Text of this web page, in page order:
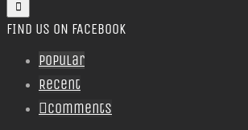
FIND US ON FACEBOOK
Popular
Recent
Comments